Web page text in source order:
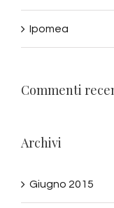
Ipomea
Commenti
Archivi
Giugno 2015